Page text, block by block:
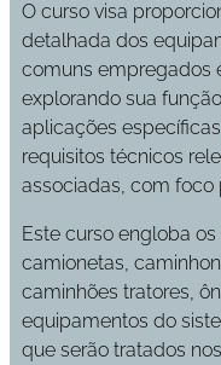
O curso visa
detalhada dos
comuns empregados
explorando sua
aplicações
requisitos técnicos
associadas, com foco
Este curso engloba
camionetas,
caminhões tratores,
equipamentos do
que serão tratados